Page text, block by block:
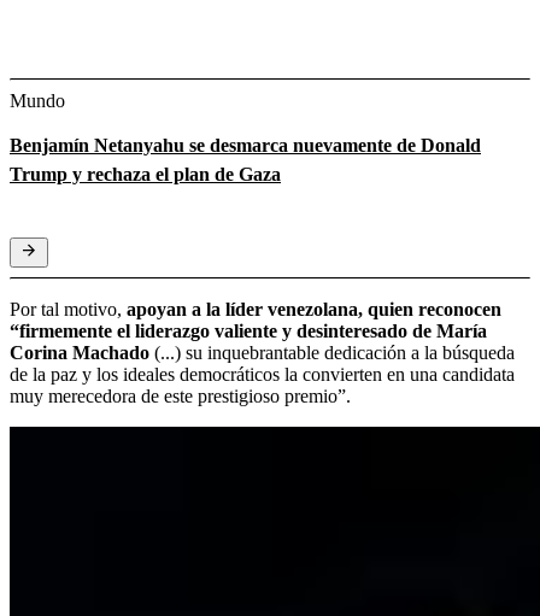
Mundo
Benjamín Netanyahu se desmarca nuevamente de Donald
Trump y rechaza el plan de Gaza
Por tal motivo, apoyan a la líder venezolana, quien reconocen
“firmemente el liderazgo valiente y desinteresado de María
Corina Machado (...) su inquebrantable dedicación a la búsqueda
de la paz y los ideales democráticos la convierten en una candidata
muy merecedora de este prestigioso premio”.